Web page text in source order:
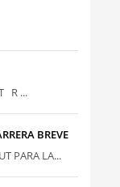
R ...
BREVE
PARA LA...